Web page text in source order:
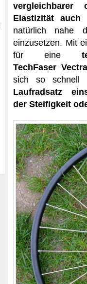
Elastizität
natürlich nahe
einzusetzen. Mit
für eine
TechFaser
sich so schnell
Laufradsatz
der Steifigkeit